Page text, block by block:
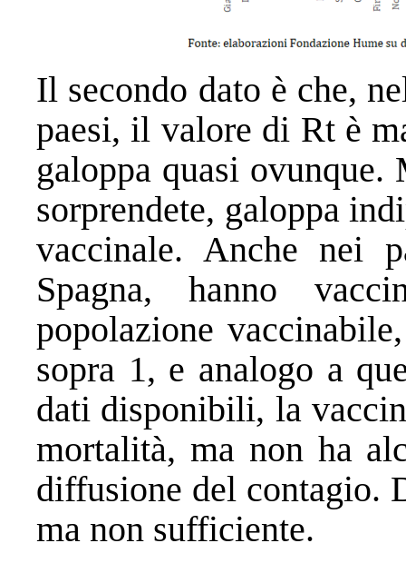
Il secondo dato è che,
paesi, il valore di Rt è
galoppa quasi
sorprendete, galoppa
vaccinale. Anche nei
Spagna, hanno
popolazione
sopra 1, e analogo a
dati disponibili, la
mortalità, ma non ha
diffusione del contagio.
ma non sufficiente.